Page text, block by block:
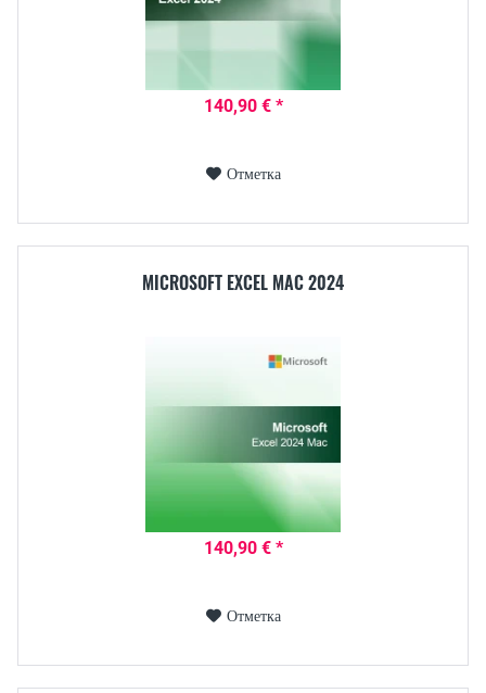
140,90 € *
Отметка
MICROSOFT EXCEL MAC 2024
140,90 € *
Отметка